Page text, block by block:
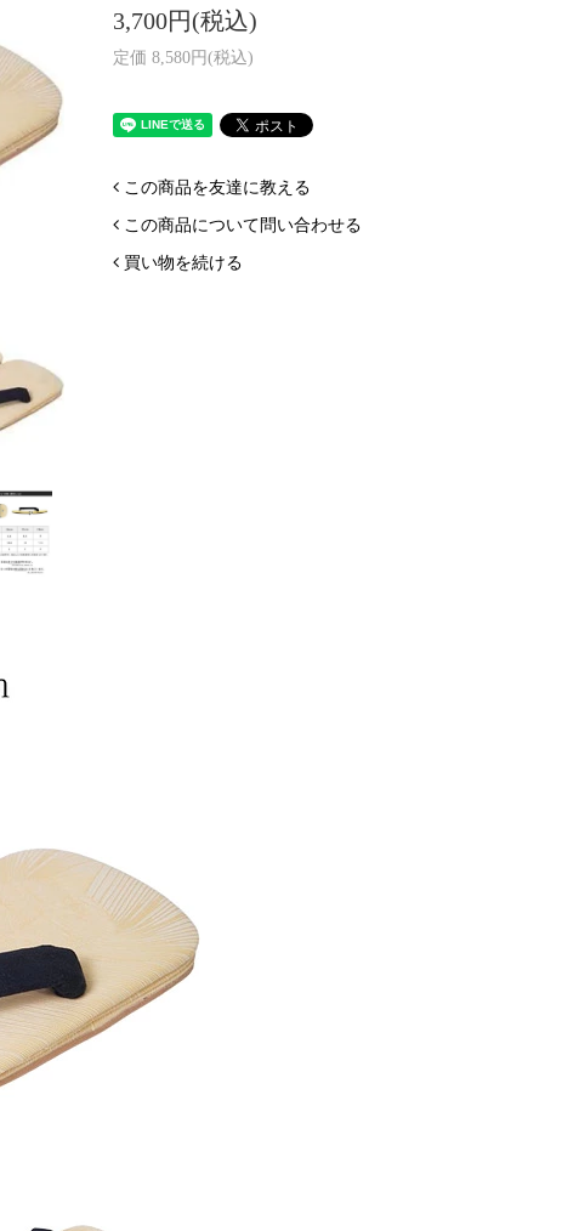
3,700円(税込)
定価 8,580円(税込)
この商品を友達に教える
この商品について問い合わせる
買い物を続ける